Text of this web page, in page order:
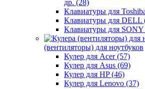
др. (28)
Клавиатуры для
Клавиатуры для DELL
Клавиатуры для SONY
(вентиляторы) для ноутбуков
Кулер для Acer (57)
Кулер для Asus (69)
Кулер для HP (46)
Кулер для Lenovo (37)